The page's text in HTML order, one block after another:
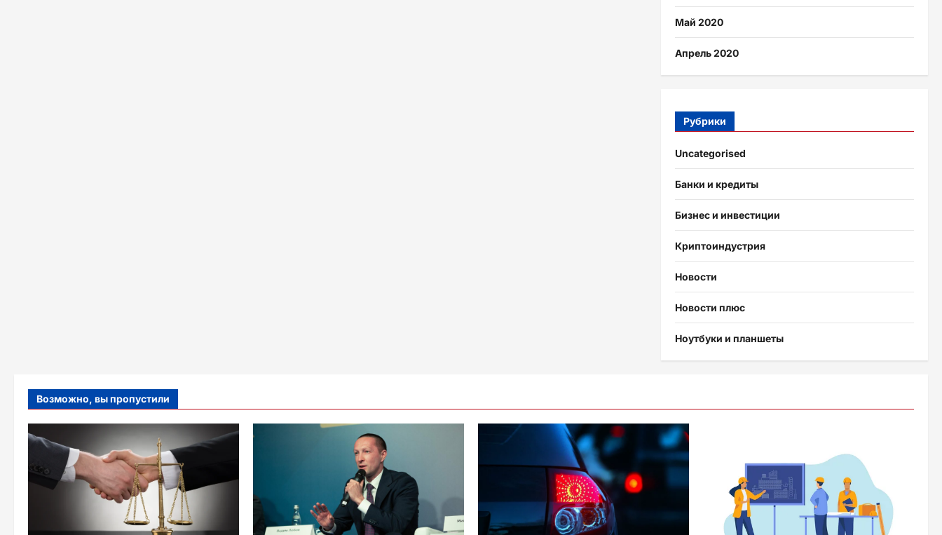
Май 2020
Апрель 2020
Рубрики
Uncategorised
Банки и кредиты
Бизнес и инвестиции
Криптоиндустрия
Новости
Новости плюс
Ноутбуки и планшеты
Возможно, вы пропустили